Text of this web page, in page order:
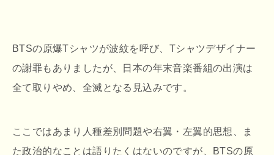
BTSの原爆Tシャツが波紋を呼び、Tシャツデザイナー
の謝罪もありましたが、日本の年末音楽番組の出演は
全て取りやめ、全滅となる見込みです。
ここではあまり人種差別問題や右翼・左翼的思想、ま
た政治的なことは語りたくはないのですが、BTSの原